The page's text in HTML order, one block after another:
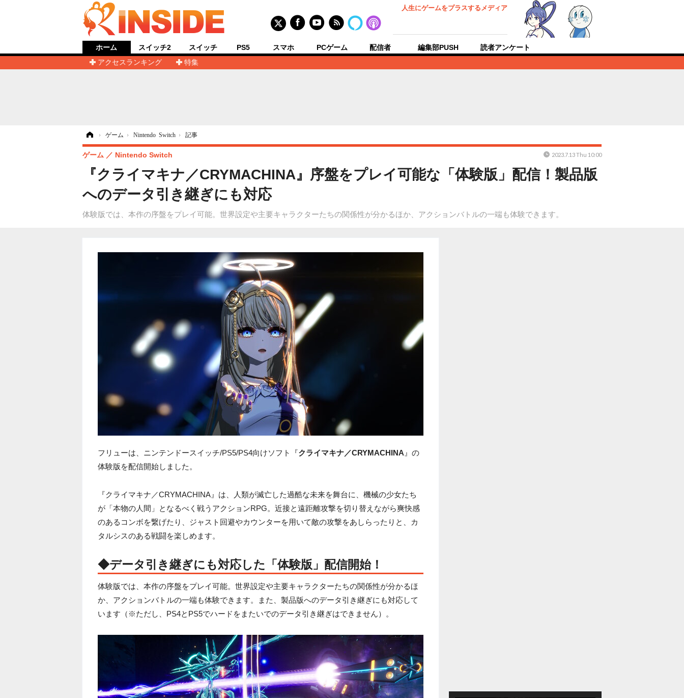
人生にゲームをプラスするメディア
ホーム
アクセスランキング
特集
スイッチ2 スイッチ PS5 スマホ PCゲーム 配信者 編集部PUSH 読者アンケート
› ゲーム › Nintendo Switch › 記事
『クライマキナ／CRYMACHINA』序盤をプレイ可能な「体験版」配信！製品版
へのデータ引き継ぎにも対応
体験版では、本作の序盤をプレイ可能。世界設定や主要キャラクターたちの関係性が分かるほか、アクションバトルの一端も体験できます。
ゲーム Nintendo Switch 2023.7.13 Thu 10:00
フリューは、ニンテンドースイッチ/PS5/PS4向けソフト『クライマキナ／CRYMACHINA 』の
体験版を配信開始しました。
『クライマキナ／CRYMACHINA』は、人類が滅亡した過酷な未来を舞台に、機械の少女たち
が「本物の人間」となるべく戦うアクションRPG。近接と遠距離攻撃を切り替えながら爽快感
のあるコンボを繋げたり、ジャスト回避やカウンターを用いて敵の攻撃をあしらったりと、カ
タルシスのある戦闘を楽しめます。
◆データ引き継ぎにも対応した「体験版」配信開始！
体験版では、本作の序盤をプレイ可能。世界設定や主要キャラクターたちの関係性が分かるほ
か、アクションバトルの一端も体験できます。また、製品版へのデータ引き継ぎにも対応して
います（※ただし、PS4とPS5でハードをまたいでのデータ引き継ぎはできません）。